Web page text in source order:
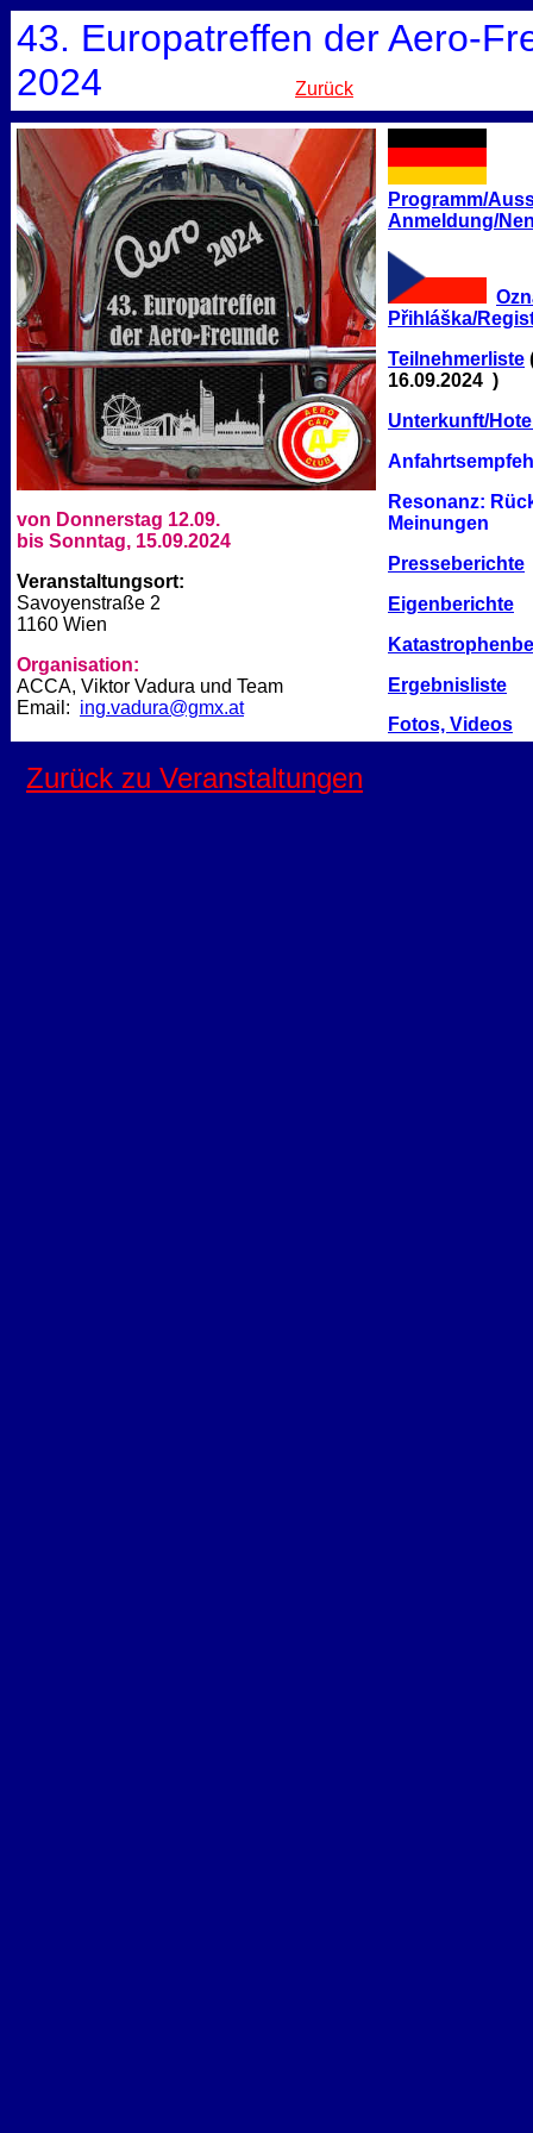
43. Europatreffen der Aero-
2024
Zurück
von Donnerstag 12.09.
bis Sonntag, 15.09.2024
Veranstaltungsort:
Savoyenstraße 2
1160 Wien
Organisation:
ACCA, Viktor Vadura und Team
Email: ing.vadura@gmx.at
Programm/
Anmeldung/
Přihláška/
Teilnehmerliste
16.09.2024 )
Unterkunft/
Resonanz:
Meinungen
Presseberichte
Eigenberichte
Ergebnisliste
Fotos, Videos
Zurück zu Veranstaltungen